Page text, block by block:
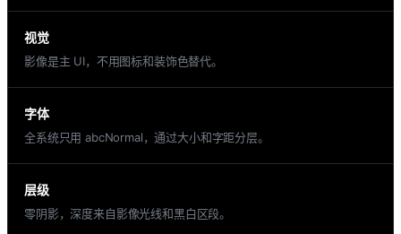
视觉
影像是主 UI，不用图标和装饰色替代。
字体
全系统只用 abcNormal，通过大小和字距分层。
层级
零阴影，深度来自影像光线和黑白区段。